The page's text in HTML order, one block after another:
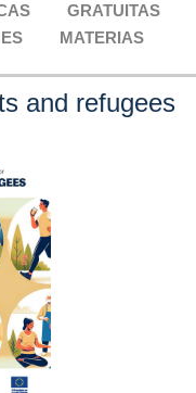
GRATUITAS
MATERIAS
and refugees